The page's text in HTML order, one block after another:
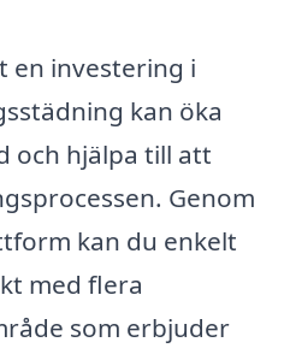
en investering i
kan öka
och hjälpa till att
Genom
kan du enkelt
med flera
som erbjuder